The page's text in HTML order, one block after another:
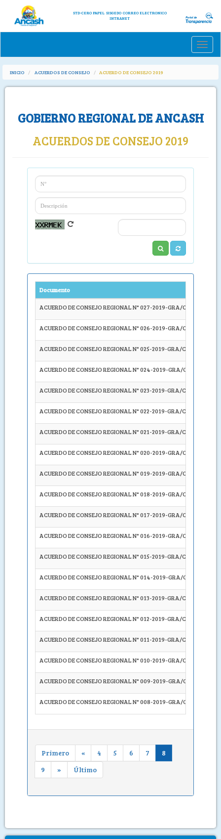
STD-CERO PAPEL SISGEDO CORREO ELECTRONICO
INTRANET
Toggle
INICIO ACUERDOS DE CONSEJO ACUERDO DE CONSEJO 2019
GOBIERNO REGIONAL DE ANCASH
ACUERDOS DE CONSEJO 2019
Documento
ACUERDO DE CONSEJO REGIONAL N° 027-2019-GRA/CR
ACUERDO DE CONSEJO REGIONAL N° 026-2019-GRA/CR
ACUERDO DE CONSEJO REGIONAL N° 025-2019-GRA/CR
ACUERDO DE CONSEJO REGIONAL N° 024-2019-GRA/CR
ACUERDO DE CONSEJO REGIONAL N° 023-2019-GRA/CR
ACUERDO DE CONSEJO REGIONAL N° 022-2019-GRA/CR
ACUERDO DE CONSEJO REGIONAL N° 021-2019-GRA/CR
ACUERDO DE CONSEJO REGIONAL N° 020-2019-GRA/CR
ACUERDO DE CONSEJO REGIONAL N° 019-2019-GRA/CR
ACUERDO DE CONSEJO REGIONAL N° 018-2019-GRA/CR
ACUERDO DE CONSEJO REGIONAL N° 017-2019-GRA/CR
ACUERDO DE CONSEJO REGIONAL N° 016-2019-GRA/CR
ACUERDO DE CONSEJO REGIONAL N° 015-2019-GRA/CR
ACUERDO DE CONSEJO REGIONAL N° 014-2019-GRA/CR
ACUERDO DE CONSEJO REGIONAL N° 013-2019-GRA/CR
ACUERDO DE CONSEJO REGIONAL N° 012-2019-GRA/CR
ACUERDO DE CONSEJO REGIONAL N° 011-2019-GRA/CR
ACUERDO DE CONSEJO REGIONAL N° 010-2019-GRA/CR
ACUERDO DE CONSEJO REGIONAL N° 009-2019-GRA/CR
ACUERDO DE CONSEJO REGIONAL N° 008-2019-GRA/CR
Primero « 4 5 6 7
8
9
» Último